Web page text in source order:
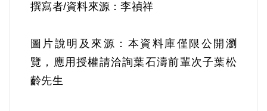
處，1949年任教永福國校；1951年9月因
27歲。
根據官方資料，葉石濤涉案之緣由，係因
撰寫者/資料來源：李禎祥
圖片說明及來源：本資料庫僅限公開瀏
覽，應用授權請洽詢葉石濤前輩次子葉松
齡先生